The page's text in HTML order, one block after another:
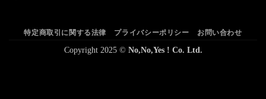
特定商取引に関する法律 プライバシーポリシー お問い合わせ
Copyright 2025 © No,No,Yes ! Co. Ltd.